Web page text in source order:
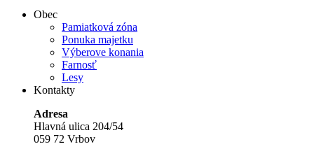
Obec
Pamiatková zóna
Ponuka majetku
Výberove konania
Farnosť
Lesy
Kontakty
Adresa
Hlavná ulica 204/54
059 72 Vrbov